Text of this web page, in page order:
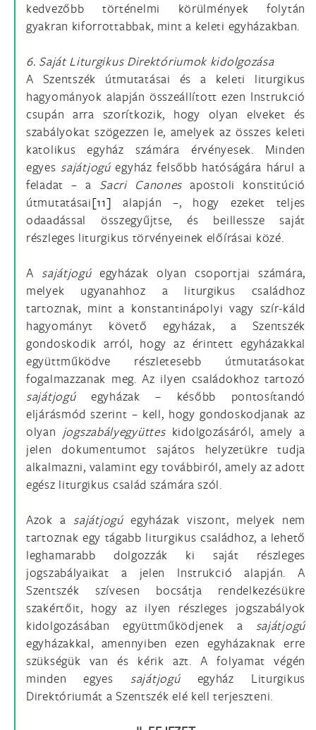
kedvezőbb történelmi körülmények folytán
gyakran kiforrottabbak, mint a keleti egyházakban.
6. Saját Liturgikus Direktóriumok kidolgozása
A Szentszék útmutatásai és a keleti liturgikus
hagyományok alapján összeállított ezen Instrukció
csupán arra szorítkozik, hogy olyan elveket és
szabályokat szögezzen le, amelyek az összes keleti
katolikus egyház számára érvényesek. Minden
egyes sajátjogúegyház felsőbb hatóságára hárul a
feladat – a Sacri Canones apostoli konstitúció
útmutatásai[11] alapján –, hogy ezeket teljes
odaadással összegyűjtse, és beillessze saját
részleges liturgikus törvényeinek előírásai közé.
A sajátjogúegyházak olyan csoportjai számára,
melyek ugyanahhoz a liturgikus családhoz
tartoznak, mint a konstantinápolyi vagy szír-káld
hagyományt követő egyházak, a Szentszék
gondoskodik arról, hogy az érintett egyházakkal
együttműködve részletesebb útmutatásokat
fogalmazzanak meg. Az ilyen családokhoz tartozó
sajátjogúegyházak – később pontosítandó
eljárásmód szerint – kell, hogy gondoskodjanak az
olyan jogszabályegyütteskidolgozásáról, amely a
jelen dokumentumot sajátos helyzetükre tudja
alkalmazni, valamint egy továbbiról, amely az adott
egész liturgikus család számára szól.
Azok a sajátjogúegyházak viszont, melyek nem
tartoznak egy tágabb liturgikus családhoz, a lehető
leghamarabb dolgozzák ki saját részleges
jogszabályaikat a jelen Instrukció alapján. A
Szentszék szívesen bocsátja rendelkezésükre
szakértőit, hogy az ilyen részleges jogszabályok
kidolgozásában együttműködjenek a sajátjogú
egyházakkal, amennyiben ezen egyházaknak erre
szükségük van és kérik azt. A folyamat végén
minden egyes sajátjogúegyház Liturgikus
Direktóriumát a Szentszék elé kell terjeszteni.